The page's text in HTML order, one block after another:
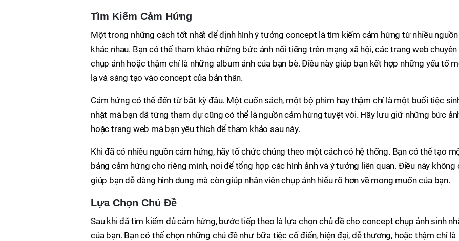
Tìm Kiếm Cảm Hứng
Một trong những cách tốt nhất để định hình ý tưởng concept là tìm kiếm cảm hứng từ nhiều nguồn
khác nhau. Bạn có thể tham khảo những bức ảnh nổi tiếng trên mạng xã hội, các trang web chuyên
chụp ảnh hoặc thậm chí là những album ảnh của bạn bè. Điều này giúp bạn kết hợp những yếu tố
lạ và sáng tạo vào concept của bản thân.
Cảm hứng có thể đến từ bất kỳ đâu. Một cuốn sách, một bộ phim hay thậm chí là một buổi tiệc
nhật mà bạn đã từng tham dự cũng có thể là nguồn cảm hứng tuyệt vời. Hãy lưu giữ những bức
hoặc trang web mà bạn yêu thích để tham khảo sau này.
Khi đã có nhiều nguồn cảm hứng, hãy tổ chức chúng theo một cách có hệ thống. Bạn có thể tạo
bảng cảm hứng cho riêng mình, nơi để tổng hợp các hình ảnh và ý tưởng liên quan. Điều này không
giúp bạn dễ dàng hình dung mà còn giúp nhân viên chụp ảnh hiểu rõ hơn về mong muốn của bạn.
Lựa Chọn Chủ Đề
Sau khi đã tìm kiếm đủ cảm hứng, bước tiếp theo là lựa chọn chủ đề cho concept chụp ảnh sinh
của bạn. Bạn có thể chọn những chủ đề như bữa tiệc cổ điển, hiện đại, dễ thương, hoặc thậm chí là